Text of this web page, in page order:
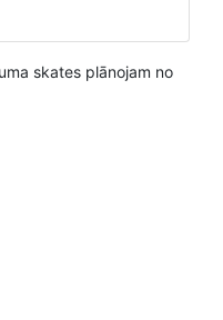
skates plānojam no